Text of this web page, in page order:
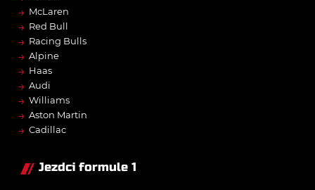
→ McLaren
→ Red Bull
→ Racing Bulls
→ Alpine
→ Haas
→ Audi
→ Williams
→ Aston Martin
→ Cadillac
Jezdci formule 1